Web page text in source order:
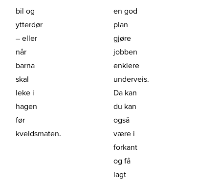
bil og
ytterdør
– eller
når
barna
skal
leke i
hagen
før
kveldsmaten.
en god
plan
gjøre
jobben
enklere
underveis.
Da kan
du kan
også
være i
forkant
og få
lagt